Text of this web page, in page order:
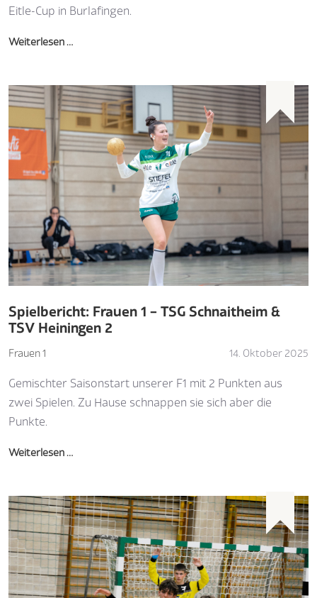
Eitle-Cup in Burlafingen.
Weiterlesen …
Spielbericht: Frauen 1 – TSG Schnaitheim &
TSV Heiningen 2
Frauen 1 14. Oktober 2025
Gemischter Saisonstart unserer F1 mit 2 Punkten aus
zwei Spielen. Zu Hause schnappen sie sich aber die
Punkte.
Weiterlesen …